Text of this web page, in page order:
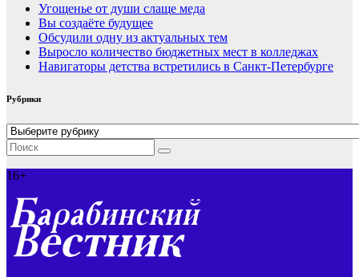
Угощенье от души слаще меда
Вы создаёте будущее
Обсудили одну из актуальных тем
Выросло количество бюджетных мест в колледжах
Навигаторы детства встретились в Санкт-Петербурге
Рубрики
Рубрики
16+